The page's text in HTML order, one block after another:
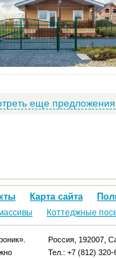
еще предложения
Карта сайта
Коттеджные
Россия, 192007,
Тел.: +7 (812) 320-